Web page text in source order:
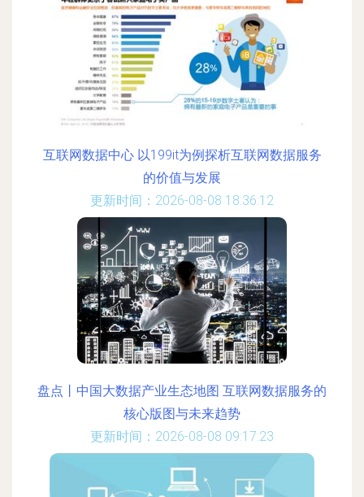
互联网数据中心 以199it为例探析互联网数据服务
的价值与发展
更新时间：2026-08-08 18:36:12
盘点丨中国大数据产业生态地图 互联网数据服务的
核心版图与未来趋势
更新时间：2026-08-08 09:17:23